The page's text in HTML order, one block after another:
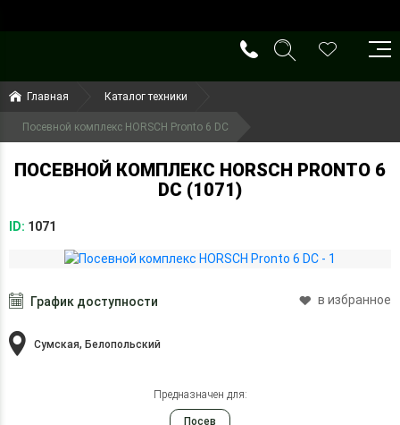
(099) 644-79-22
(050) 416-93-27
Главная Каталог техники
Посевной комплекс HORSCH Pronto 6 DC
ПОСЕВНОЙ КОМПЛЕКС HORSCH PRONTO 6
DC (1071)
ID: 1071
График доступности в избранное
Сумская, Белопольский
Предназначен для:
Посев